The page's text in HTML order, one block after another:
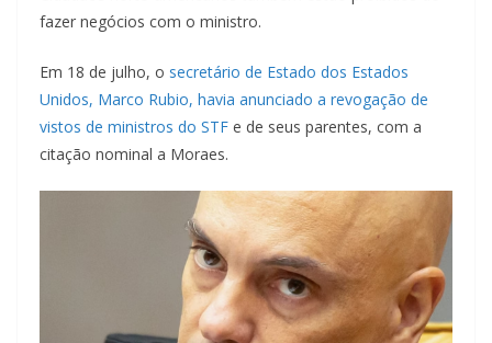
fazer negócios com o ministro.
Em 18 de julho, o secretário de Estado dos Estados
Unidos, Marco Rubio, havia anunciado a revogação de
vistos de ministros do STF e de seus parentes, com a
citação nominal a Moraes.